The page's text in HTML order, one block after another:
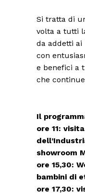
Si tratta di
volta a tutti
da addetti
con
e benefici a
che
Il
ore 11:
showroom
ore 15,30:
bambini di
ore 17,30: